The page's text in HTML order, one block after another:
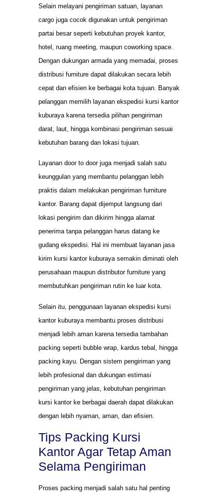
Selain melayani pengiriman satuan, layanan
cargo juga cocok digunakan untuk pengiriman
partai besar seperti kebutuhan proyek kantor,
hotel, ruang meeting, maupun coworking space.
Dengan dukungan armada yang memadai, proses
distribusi furniture dapat dilakukan secara lebih
cepat dan efisien ke berbagai kota tujuan. Banyak
pelanggan memilih layanan ekspedisi kursi kantor
kuburaya karena tersedia pilihan pengiriman
darat, laut, hingga kombinasi pengiriman sesuai
kebutuhan barang dan lokasi tujuan.
Layanan door to door juga menjadi salah satu
keunggulan yang membantu pelanggan lebih
praktis dalam melakukan pengiriman furniture
kantor. Barang dapat dijemput langsung dari
lokasi pengirim dan dikirim hingga alamat
penerima tanpa pelanggan harus datang ke
gudang ekspedisi. Hal ini membuat layanan jasa
kirim kursi kantor kuburaya semakin diminati oleh
perusahaan maupun distributor furniture yang
membutuhkan pengiriman rutin ke luar kota.
Selain itu, penggunaan layanan ekspedisi kursi
kantor kuburaya membantu proses distribusi
menjadi lebih aman karena tersedia tambahan
packing seperti bubble wrap, kardus tebal, hingga
packing kayu. Dengan sistem pengiriman yang
lebih profesional dan dukungan estimasi
pengiriman yang jelas, kebutuhan pengiriman
kursi kantor ke berbagai daerah dapat dilakukan
dengan lebih nyaman, aman, dan efisien.
Tips Packing Kursi
Kantor Agar Tetap Aman
Selama Pengiriman
Proses packing menjadi salah satu hal penting